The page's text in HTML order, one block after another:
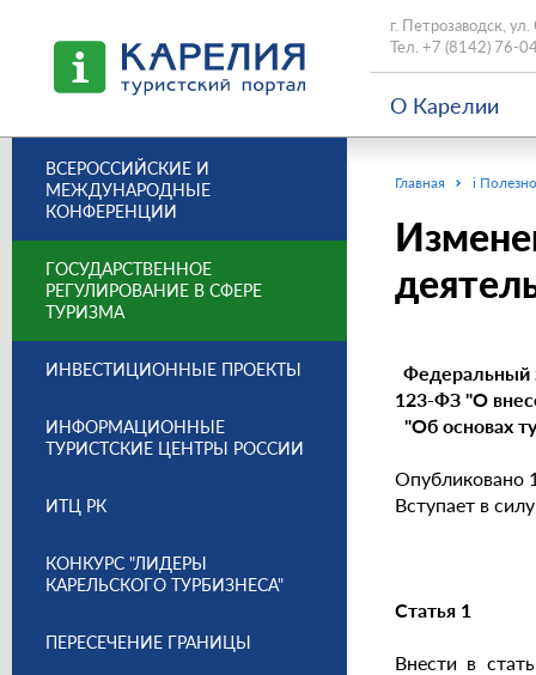
г. Петрозаводск,
Тел. +7 (8142) 76-
О Карелии
Главная i
Федеральный
123-ФЗ "О
"Об основах
Опубликовано
Вступает в
Статья 1
Внести в
ВСЕРОССИЙСКИЕ И
МЕЖДУНАРОДНЫЕ
КОНФЕРЕНЦИИ
ГОСУДАРСТВЕННОЕ
РЕГУЛИРОВАНИЕ В СФЕРЕ
ТУРИЗМА
ИНВЕСТИЦИОННЫЕ ПРОЕКТЫ
ИНФОРМАЦИОННЫЕ
ТУРИСТСКИЕ ЦЕНТРЫ РОССИИ
ИТЦ РК
КОНКУРС "ЛИДЕРЫ
КАРЕЛЬСКОГО ТУРБИЗНЕСА"
ПЕРЕСЕЧЕНИЕ ГРАНИЦЫ